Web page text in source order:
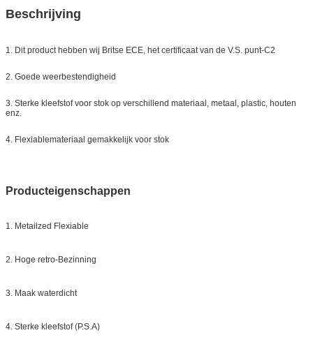
Beschrijving
1. Dit product hebben wij Britse ECE, het certificaat van de V.S. punt-C2
2. Goede weerbestendigheid
3. Sterke kleefstof voor stok op verschillend materiaal, metaal, plastic, houten
enz.
4. Flexiablemateriaal gemakkelijk voor stok
Producteigenschappen
1. Metailzed Flexiable
2. Hoge retro-Bezinning
3. Maak waterdicht
4. Sterke kleefstof (P.S.A)